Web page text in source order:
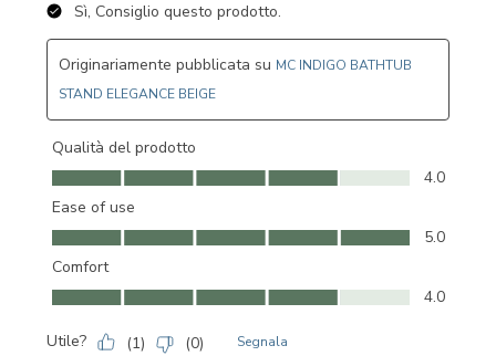
Sì, Consiglio questo prodotto.
Originariamente pubblicata su MC INDIGO BATHTUB
STAND ELEGANCE BEIGE
Qualità del prodotto
Qualità del prodotto, 4.0 su 5
4.0
Ease of use
Ease of use, 5.0 su 5
5.0
Comfort
Comfort, 4.0 su 5
4.0
Utile? (1) (0) Segnala